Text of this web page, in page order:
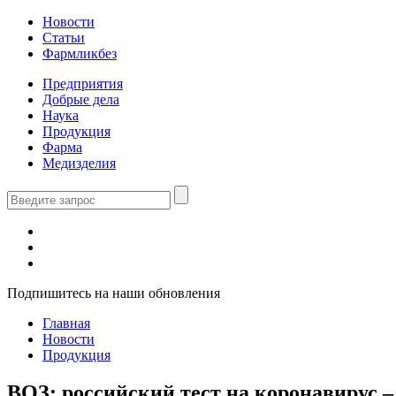
Новости
Статьи
Фармликбез
Предприятия
Добрые дела
Наука
Продукция
Фарма
Медизделия
Подпишитесь на наши обновления
Главная
Новости
Продукция